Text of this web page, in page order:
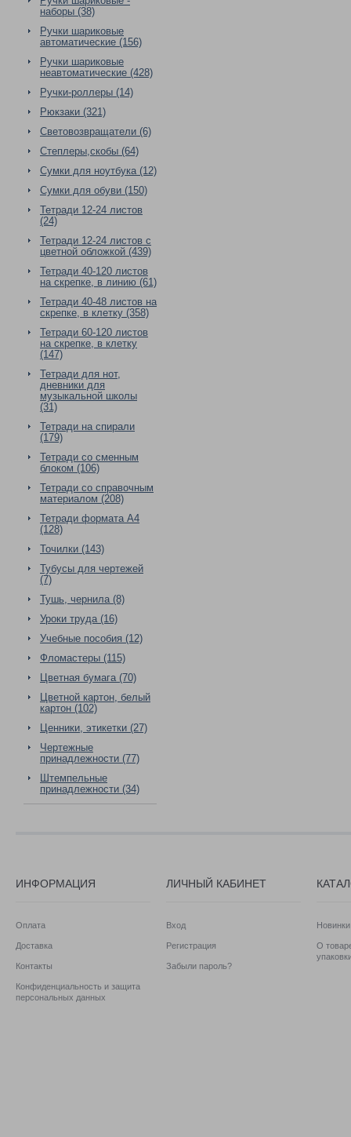
наборы (38)
Ручки шариковые
автоматические (156)
Ручки шариковые
неавтоматические (428)
Ручки-роллеры (14)
Рюкзаки (321)
Световозвращатели (6)
Степлеры,скобы (64)
Сумки для ноутбука (12)
Сумки для обуви (150)
Тетради 12-24 листов
(24)
Тетради 12-24 листов с
цветной обложкой (439)
Тетради 40-120 листов
на скрепке, в линию (61)
Тетради 40-48 листов на
скрепке, в клетку (358)
Тетради 60-120 листов
на скрепке, в клетку
(147)
Тетради для нот,
дневники для
музыкальной школы
(31)
Тетради на спирали
(179)
Тетради со сменным
блоком (106)
Тетради со справочным
материалом (208)
Тетради формата А4
(128)
Точилки (143)
Тубусы для чертежей
(7)
Тушь, чернила (8)
Уроки труда (16)
Учебные пособия (12)
Фломастеры (115)
Цветная бумага (70)
Цветной картон, белый
картон (102)
Ценники, этикетки (27)
Чертежные
принадлежности (77)
Штемпельные
принадлежности (34)
ИНФОРМАЦИЯ
Оплата
Доставка
Контакты
Конфиденциальность и защита
персональных данных
ЛИЧНЫЙ КАБИНЕТ
Вход
Регистрация
Забыли пароль?
Новинки
О